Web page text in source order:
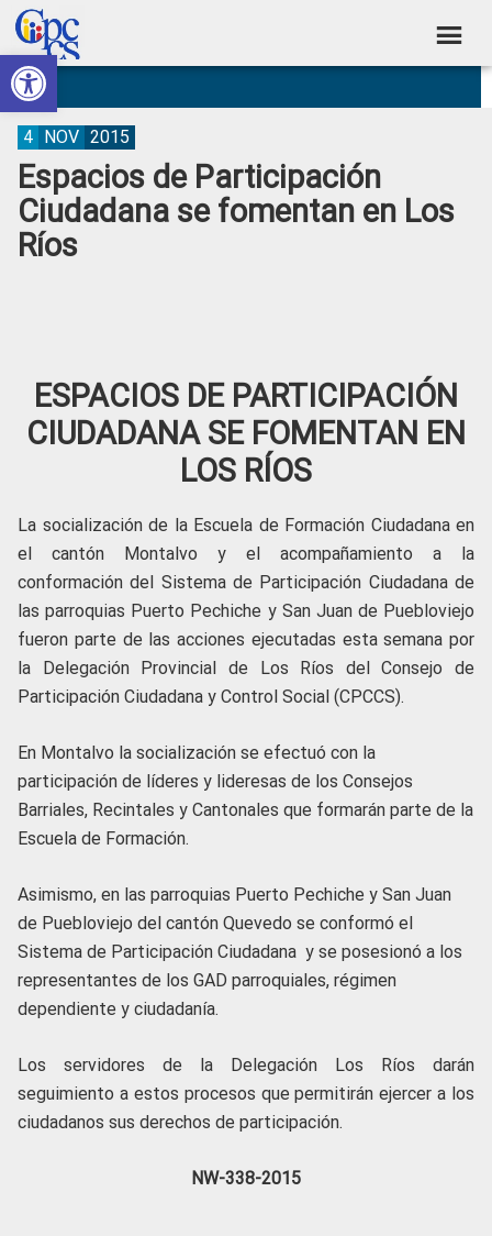
Abrir barra de herramientas
Skip
to
primary
navigation
Skip
to
main
content
Skip
to
primary
sidebar
Skip
to
footer
Consejo
de
Participación
Ciudadana
Control
Construyendo
Poder
Ciudadano
Espacios de Participación
Ciudadana se fomentan en Los
Ríos
4 NOV 2015
ESPACIOS DE PARTICIPACIÓN
CIUDADANA SE FOMENTAN EN
LOS RÍOS
La socialización de la Escuela de Formación Ciudadana en
el cantón Montalvo y el acompañamiento a la
conformación del Sistema de Participación Ciudadana de
las parroquias Puerto Pechiche y San Juan de Puebloviejo
fueron parte de las acciones ejecutadas esta semana por
la Delegación Provincial de Los Ríos del Consejo de
Participación Ciudadana y Control Social (CPCCS).
En Montalvo la socialización se efectuó con la
participación de líderes y lideresas de los Consejos
Barriales, Recintales y Cantonales que formarán parte de la
Escuela de Formación.
Asimismo, en las parroquias Puerto Pechiche y San Juan
de Puebloviejo del cantón Quevedo se conformó el
Sistema de Participación Ciudadana y se posesionó a los
representantes de los GAD parroquiales, régimen
dependiente y ciudadanía.
Los servidores de la Delegación Los Ríos darán
seguimiento a estos procesos que permitirán ejercer a los
ciudadanos sus derechos de participación.
NW-338-2015